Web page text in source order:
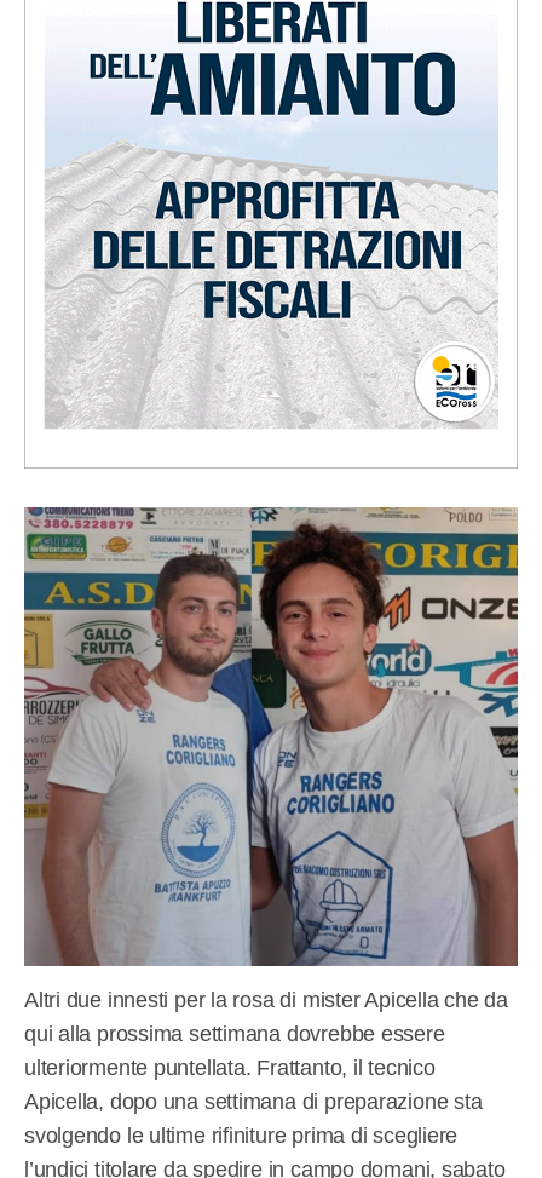
Altri due innesti per la rosa di mister Apicella che da
qui alla prossima settimana dovrebbe essere
ulteriormente puntellata. Frattanto, il tecnico
Apicella, dopo una settimana di preparazione sta
svolgendo le ultime rifiniture prima di scegliere
l’undici titolare da spedire in campo domani, sabato